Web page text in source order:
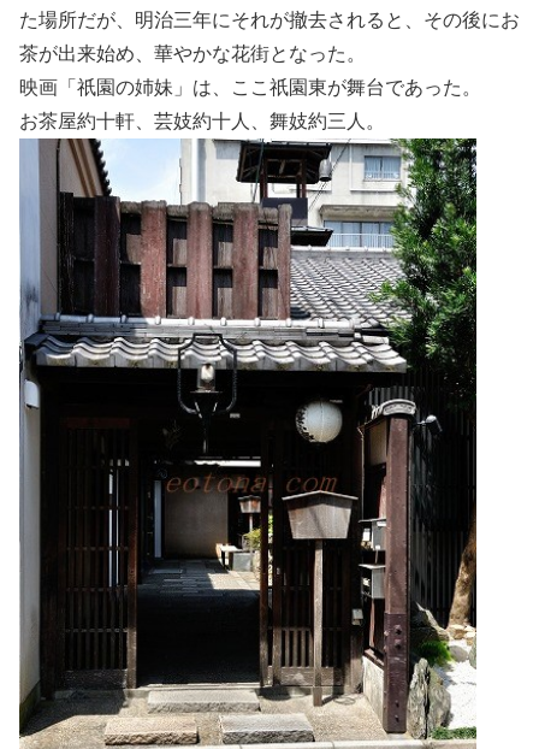
た場所だが、明治三年にそれが撤去されると、その後にお
茶が出来始め、華やかな花街となった。
映画「祇園の姉妹」は、ここ祇園東が舞台であった。
お茶屋約十軒、芸妓約十人、舞妓約三人。